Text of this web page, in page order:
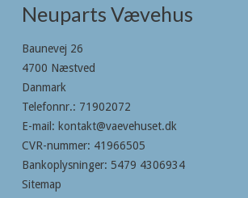
Neuparts Vævehus
Baunevej 26
4700 Næstved
Danmark
Telefonnr.: 71902072
E-mail : kontakt@vaevehuset.dk
CVR-nummer: 41966505
Bankoplysninger: 5479 4306934
Sitemap